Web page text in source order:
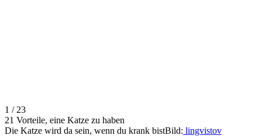
1 / 23
21 Vorteile, eine Katze zu haben
Die Katze wird da sein, wenn du krank bistBild: lingvistov